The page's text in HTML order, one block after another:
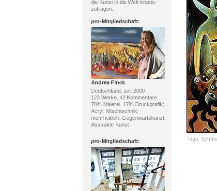
die Kunst in die Welt hinaus-
zutragen.
pro-Mitgliedschaft:
Andrea Finck
Deutschland, seit 2009
123 Werke, 42 Kommentare
78% Malerei, 17% Druckgrafik;
Acryl, Mischtechnik;
mehrheitlich: Gegenwartskunst,
Abstrakte Kunst
pro-Mitgliedschaft: Tags: